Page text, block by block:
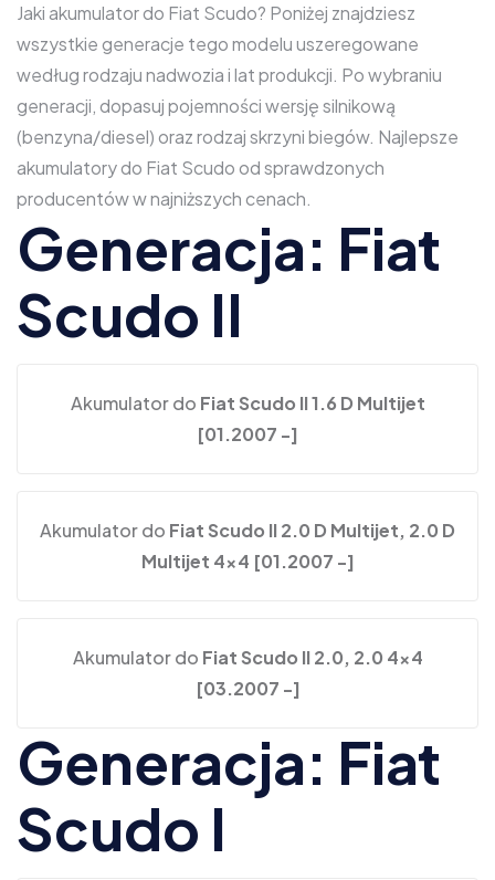
Jaki akumulator do Fiat Scudo? Poniżej znajdziesz
wszystkie generacje tego modelu uszeregowane
według rodzaju nadwozia i lat produkcji. Po wybraniu
generacji, dopasuj pojemności wersję silnikową
(benzyna/diesel) oraz rodzaj skrzyni biegów. Najlepsze
akumulatory do Fiat Scudo od sprawdzonych
producentów w najniższych cenach.
Generacja: Fiat
Scudo II
Akumulator do Fiat Scudo II 1.6 D Multijet
[01.2007 -]
Akumulator do Fiat Scudo II 2.0 D Multijet, 2.0 D
Multijet 4x4 [01.2007 -]
Akumulator do Fiat Scudo II 2.0, 2.0 4x4
[03.2007 -]
Generacja: Fiat
Scudo I